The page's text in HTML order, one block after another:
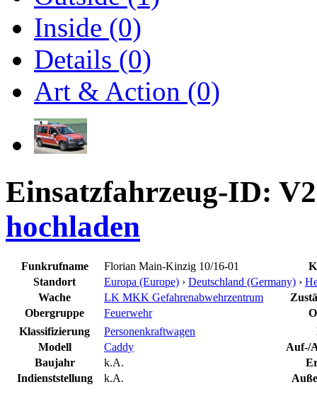
Inside (0)
Details (0)
Art & Action (0)
Einsatzfahrzeug-ID:
hochladen
Funkrufname Florian Main-Kinzig 10/16-01
Standort
Europa (Europe) › Deutschland (Germany) ›
Wache
LK MKK Gefahrenabwehrzentrum
Obergruppe
Feuerwehr
Klassifizierung
Personenkraftwagen
Modell
Caddy
Auf-/
Baujahr
k.A.
Indienststellung
k.A.